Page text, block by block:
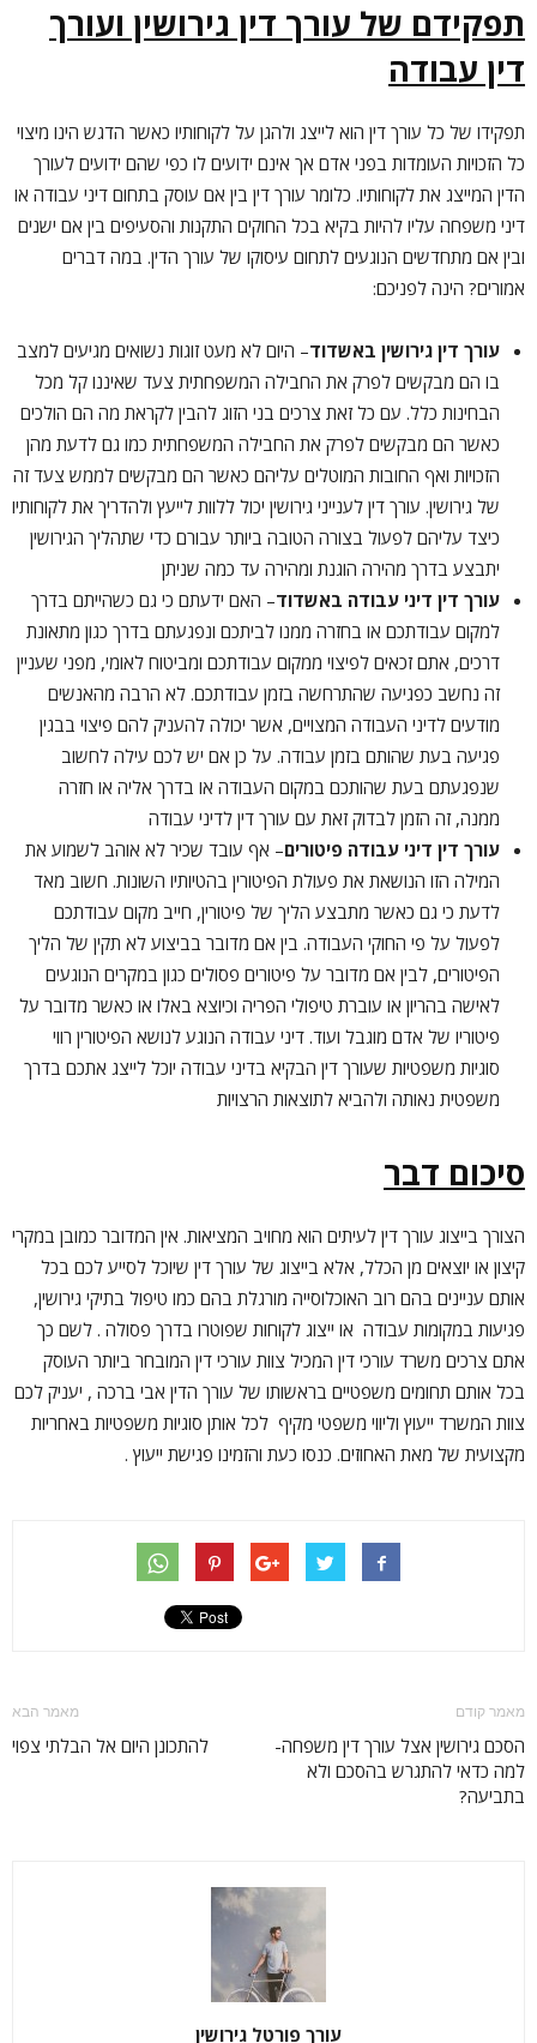
תפקידם של עורך דין גירושין ועורך
דין עבודה
תפקידו של כל עורך דין הוא לייצג ולהגן על לקוחותיו כאשר הדגש הינו מיצוי
כל הזכויות העומדות בפני אדם אך אינם ידועים לו כפי שהם ידועים לעורך
הדין המייצג את לקוחותיו. כלומר עורך דין בין אם עוסק בתחום דיני עבודה או
דיני משפחה עליו להיות בקיא בכל החוקים התקנות והסעיפים בין אם ישנים
ובין אם מתחדשים הנוגעים לתחום עיסוקו של עורך הדין. במה דברים
אמורים? הינה לפניכם:
עורך דין גירושין באשדוד– היום לא מעט זוגות נשואים מגיעים למצב
בו הם מבקשים לפרק את החבילה המשפחתית צעד שאיננו קל מכל
הבחינות כלל. עם כל זאת צרכים בני הזוג להבין לקראת מה הם הולכים
כאשר הם מבקשים לפרק את החבילה המשפחתית כמו גם לדעת מהן
הזכויות ואף החובות המוטלים עליהם כאשר הם מבקשים לממש צעד זה
של גירושין. עורך דין לענייני גירושין יכול ללוות לייעץ ולהדריך את לקוחותיו
כיצד עליהם לפעול בצורה הטובה ביותר עבורם כדי שתהליך הגירושין
יתבצע בדרך מהירה הוגנת ומהירה עד כמה שניתן
עורך דין דיני עבודה באשדוד– האם ידעתם כי גם כשהייתם בדרך
למקום עבודתכם או בחזרה ממנו לביתכם ונפגעתם בדרך כגון מתאונת
דרכים, אתם זכאים לפיצוי ממקום עבודתכם ומביטוח לאומי, מפני שעניין
זה נחשב כפגיעה שהתרחשה בזמן עבודתכם. לא הרבה מהאנשים
מודעים לדיני העבודה המצויים, אשר יכולה להעניק להם פיצוי בבגין
פגיעה בעת שהותם בזמן עבודה. על כן אם יש לכם עילה לחשוב
שנפגעתם בעת שהותכם במקום העבודה או בדרך אליה או חזרה
ממנה, זה הזמן לבדוק זאת עם עורך דין לדיני עבודה
עורך דין דיני עבודה פיטורים– אף עובד שכיר לא אוהב לשמוע את
המילה הזו הנושאת את פעולת הפיטורין בהטיותיו השונות. חשוב מאד
לדעת כי גם כאשר מתבצע הליך של פיטורין, חייב מקום עבודתכם
לפעול על פי החוקי העבודה. בין אם מדובר בביצוע לא תקין של הליך
הפיטורים, לבין אם מדובר על פיטורים פסולים כגון במקרים הנוגעים
לאישה בהריון או עוברת טיפולי הפריה וכיוצא באלו או כאשר מדובר על
פיטוריו של אדם מוגבל ועוד. דיני עבודה הנוגע לנושא הפיטורין רווי
סוגיות משפטיות שעורך דין הבקיא בדיני עבודה יוכל לייצג אתכם בדרך
משפטית נאותה ולהביא לתוצאות הרצויות
סיכום דבר
הצורך בייצוג עורך דין לעיתים הוא מחויב המציאות. אין המדובר כמובן במקרי
קיצון או יוצאים מן הכלל, אלא בייצוג של עורך דין שיוכל לסייע לכם בכל
אותם עניינים בהם רוב האוכלוסייה מורגלת בהם כמו טיפול בתיקי גירושין,
פגיעות במקומות עבודה או ייצוג לקוחות שפוטרו בדרך פסולה . לשם כך
אתם צרכים משרד עורכי דין המכיל צוות עורכי דין המובחר ביותר העוסק
בכל אותם תחומים משפטיים בראשותו של עורך הדין אבי ברכה , יעניק לכם
צוות המשרד ייעוץ וליווי משפטי מקיף לכל אותן סוגיות משפטיות באחריות
מקצועית של מאת האחוזים. כנסו כעת והזמינו פגישת ייעוץ .
מאמר קודם
הסכם גירושין אצל עורך דין משפחה-
למה כדאי להתגרש בהסכם ולא
בתביעה?
מאמר הבא
להתכונן היום אל הבלתי צפוי
עורך פורטל גירושין